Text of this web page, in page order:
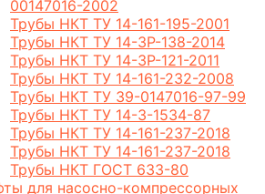
00147016-2002
Трубы НКТ ТУ 14-161-195-2001
Трубы НКТ ТУ 14-3Р-138-2014
Трубы НКТ ТУ 14-3Р-121-2011
Трубы НКТ ТУ 14-161-232-2008
Трубы НКТ ТУ 39-0147016-97-99
Трубы НКТ ТУ 14-3-1534-87
Трубы НКТ ТУ 14-161-237-2018
Трубы НКТ ТУ 14-161-237-2018
Трубы НКТ ГОСТ 633-80
для насосно-компрессорных